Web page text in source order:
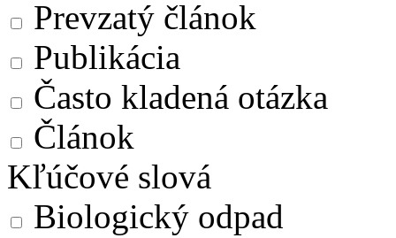
Prevzatý článok
Publikácia
Často kladená otázka
Článok
Kľúčové slová
Biologický odpad